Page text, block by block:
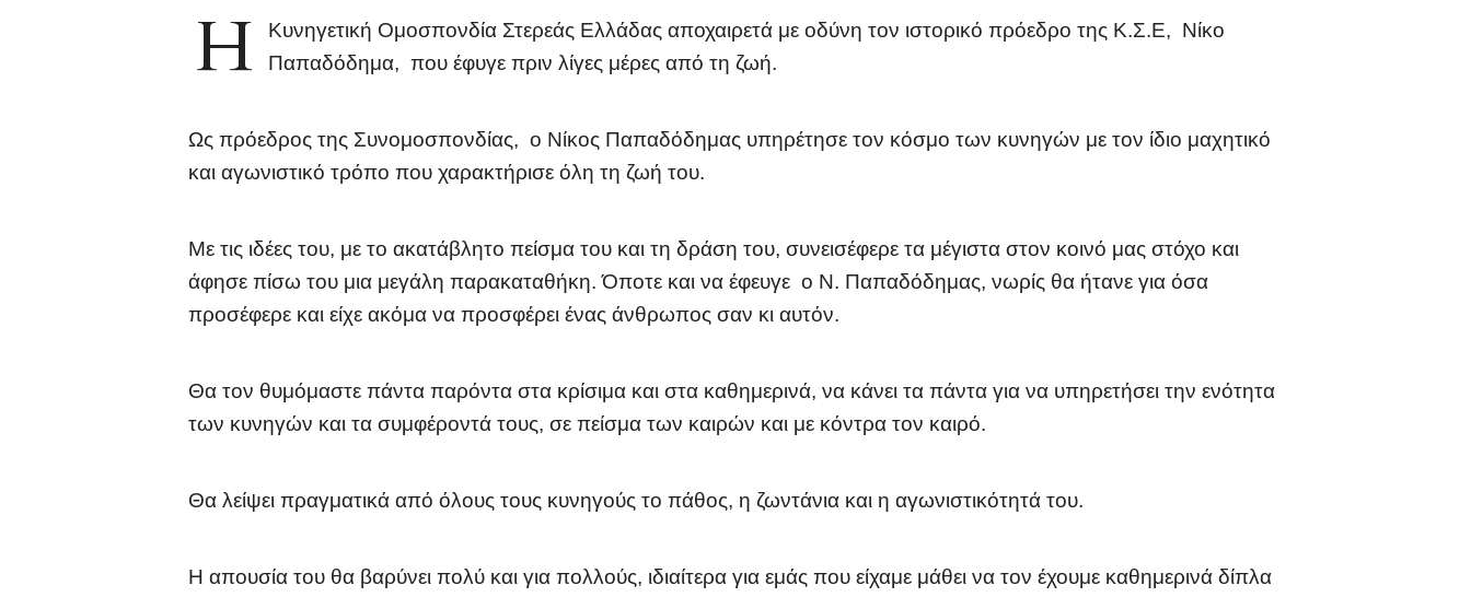
Η
Κυνηγετική Ομοσπονδία Στερεάς Ελλάδας αποχαιρετά με οδύνη τον ιστορικό πρόεδρο της Κ.Σ.Ε, Νίκο
Παπαδόδημα, που έφυγε πριν λίγες μέρες από τη ζωή.
Ως πρόεδρος της Συνομοσπονδίας, ο Νίκος Παπαδόδημας υπηρέτησε τον κόσμο των κυνηγών με τον ίδιο μαχητικό
και αγωνιστικό τρόπο που χαρακτήρισε όλη τη ζωή του.
Με τις ιδέες του, με το ακατάβλητο πείσμα του και τη δράση του, συνεισέφερε τα μέγιστα στον κοινό μας στόχο και
άφησε πίσω του μια μεγάλη παρακαταθήκη. Όποτε και να έφευγε ο Ν. Παπαδόδημας, νωρίς θα ήτανε για όσα
προσέφερε και είχε ακόμα να προσφέρει ένας άνθρωπος σαν κι αυτόν.
Θα τον θυμόμαστε πάντα παρόντα στα κρίσιμα και στα καθημερινά, να κάνει τα πάντα για να υπηρετήσει την ενότητα
των κυνηγών και τα συμφέροντά τους, σε πείσμα των καιρών και με κόντρα τον καιρό.
Θα λείψει πραγματικά από όλους τους κυνηγούς το πάθος, η ζωντάνια και η αγωνιστικότητά του.
Η απουσία του θα βαρύνει πολύ και για πολλούς, ιδιαίτερα για εμάς που είχαμε μάθει να τον έχουμε καθημερινά δίπλα